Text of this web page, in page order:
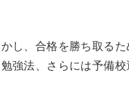
し、合格を勝ち取る
強法、さらには予備